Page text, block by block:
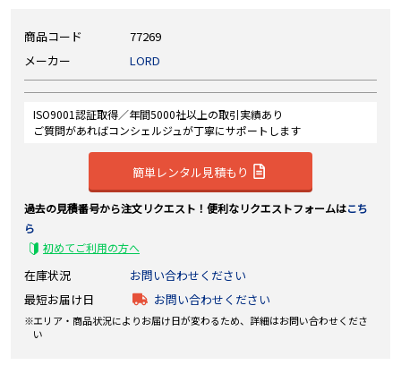
商品コード
77269
メーカー
LORD
ISO9001認証取得／年間5000社以上の取引実績あり
ご質問があればコンシェルジュが丁寧にサポートします
簡単レンタル見積もり
過去の見積番号から注文リクエスト！便利なリクエストフォームはこち
ら
初めてご利用の方へ
在庫状況
お問い合わせください
最短お届け日
お問い合わせください
エリア・商品状況によりお届け日が変わるため、詳細はお問い合わせくださ
い